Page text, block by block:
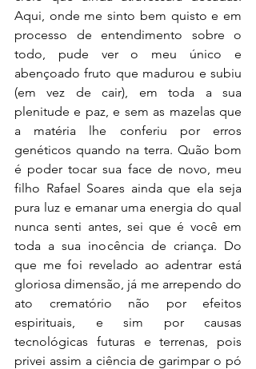
Aqui, onde me sinto bem quisto e em
processo de entendimento sobre o
todo, pude ver o meu único e
abençoado fruto que madurou e subiu
(em vez de cair), em toda a sua
plenitude e paz, e sem as mazelas que
a matéria lhe conferiu por erros
genéticos quando na terra. Quão bom
é poder tocar sua face de novo, meu
filho Rafael Soares ainda que ela seja
pura luz e emanar uma energia do qual
nunca senti antes, sei que é você em
toda a sua inocência de criança. Do
que me foi revelado ao adentrar está
gloriosa dimensão, já me arrependo do
ato crematório não por efeitos
espirituais, e sim por causas
tecnológicas futuras e terrenas, pois
privei assim a ciência de garimpar o pó